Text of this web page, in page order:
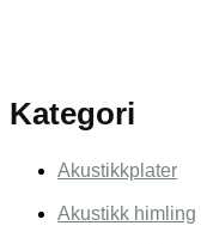
Kategori
Akustikkplater
Akustikk himling